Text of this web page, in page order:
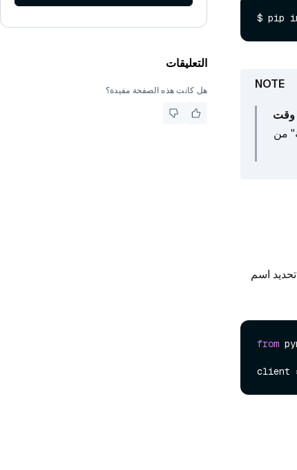
وقت
من
اسم
from
client
التعليقات
هل كانت هذه الصفحة مفيدة؟